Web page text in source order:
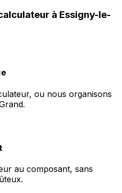
à Essigny-le-
ou nous organisons
au composant, sans